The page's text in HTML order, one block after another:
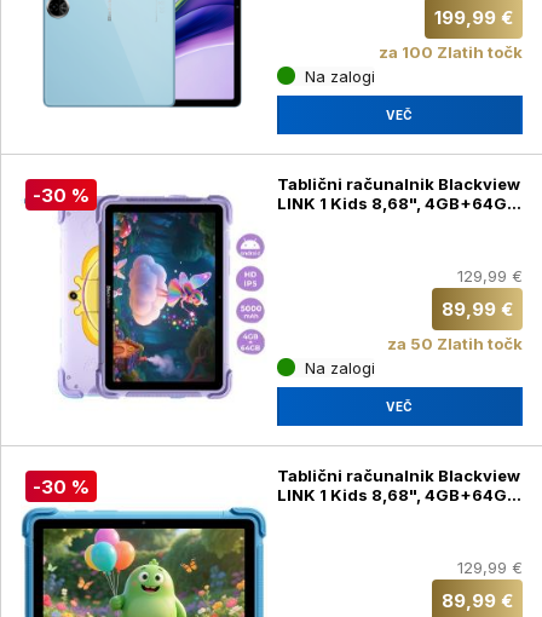
199,99 €
za 100 Zlatih točk
Na zalogi
VEČ
-30 %
Tablični računalnik Blackview
LINK 1 Kids 8,68", 4GB+64GB,
129,99 €
89,99 €
za 50 Zlatih točk
Na zalogi
VEČ
-30 %
Tablični računalnik Blackview
LINK 1 Kids 8,68", 4GB+64GB,
129,99 €
89,99 €